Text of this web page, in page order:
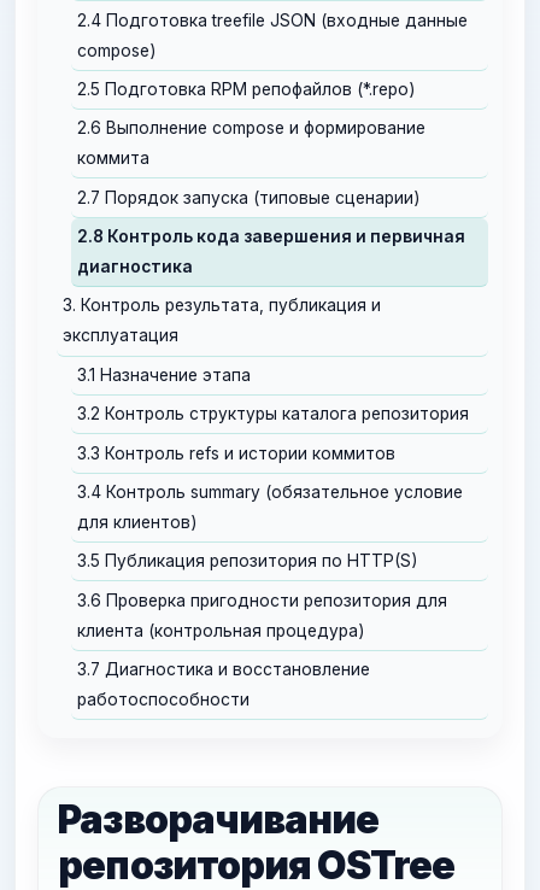
2.4 Подготовка treefile JSON (входные данные
compose)
2.5 Подготовка RPM репофайлов (*.repo)
2.6 Выполнение compose и формирование
коммита
2.7 Порядок запуска (типовые сценарии)
2.8 Контроль кода завершения и первичная
диагностика
3. Контроль результата, публикация и
эксплуатация
3.1 Назначение этапа
3.2 Контроль структуры каталога репозитория
3.3 Контроль refs и истории коммитов
3.4 Контроль summary (обязательное условие
для клиентов)
3.5 Публикация репозитория по HTTP(S)
3.6 Проверка пригодности репозитория для
клиента (контрольная процедура)
3.7 Диагностика и восстановление
работоспособности
Разворачивание
репозитория OSTree